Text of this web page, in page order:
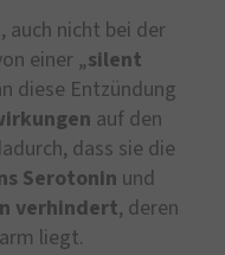
auch nicht bei der
einer „silent
diese Entzündung
auf den
dass sie die
Serotonin und
verhindert, deren
liegt.